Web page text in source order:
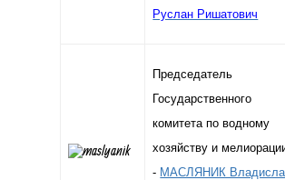
Руслан Ришатович
Председатель
Государственного
комитета по водному
хозяйству и
- МАСЛЯНИК